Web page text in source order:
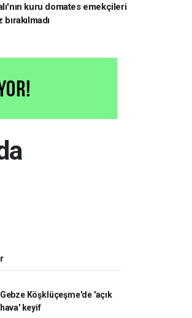
kuru domates emekçileri
bırakılmadı
Gebze Köşklüçeşme'de 'açık
hava' keyif